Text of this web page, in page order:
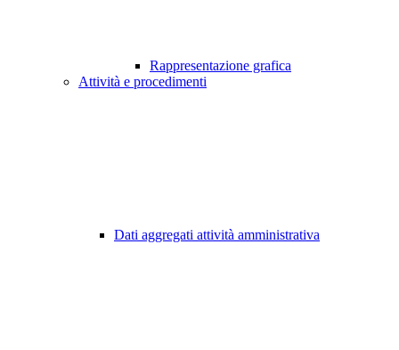
Rappresentazione grafica
Attività e procedimenti
Dati aggregati attività amministrativa